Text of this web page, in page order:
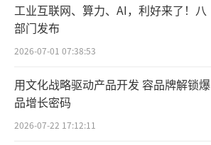
工业互联网、算力、AI，利好来了！八
部门发布
2026-07-01 07:38:53
用文化战略驱动产品开发 容品牌解锁爆
品增长密码
2026-07-22 17:12:11